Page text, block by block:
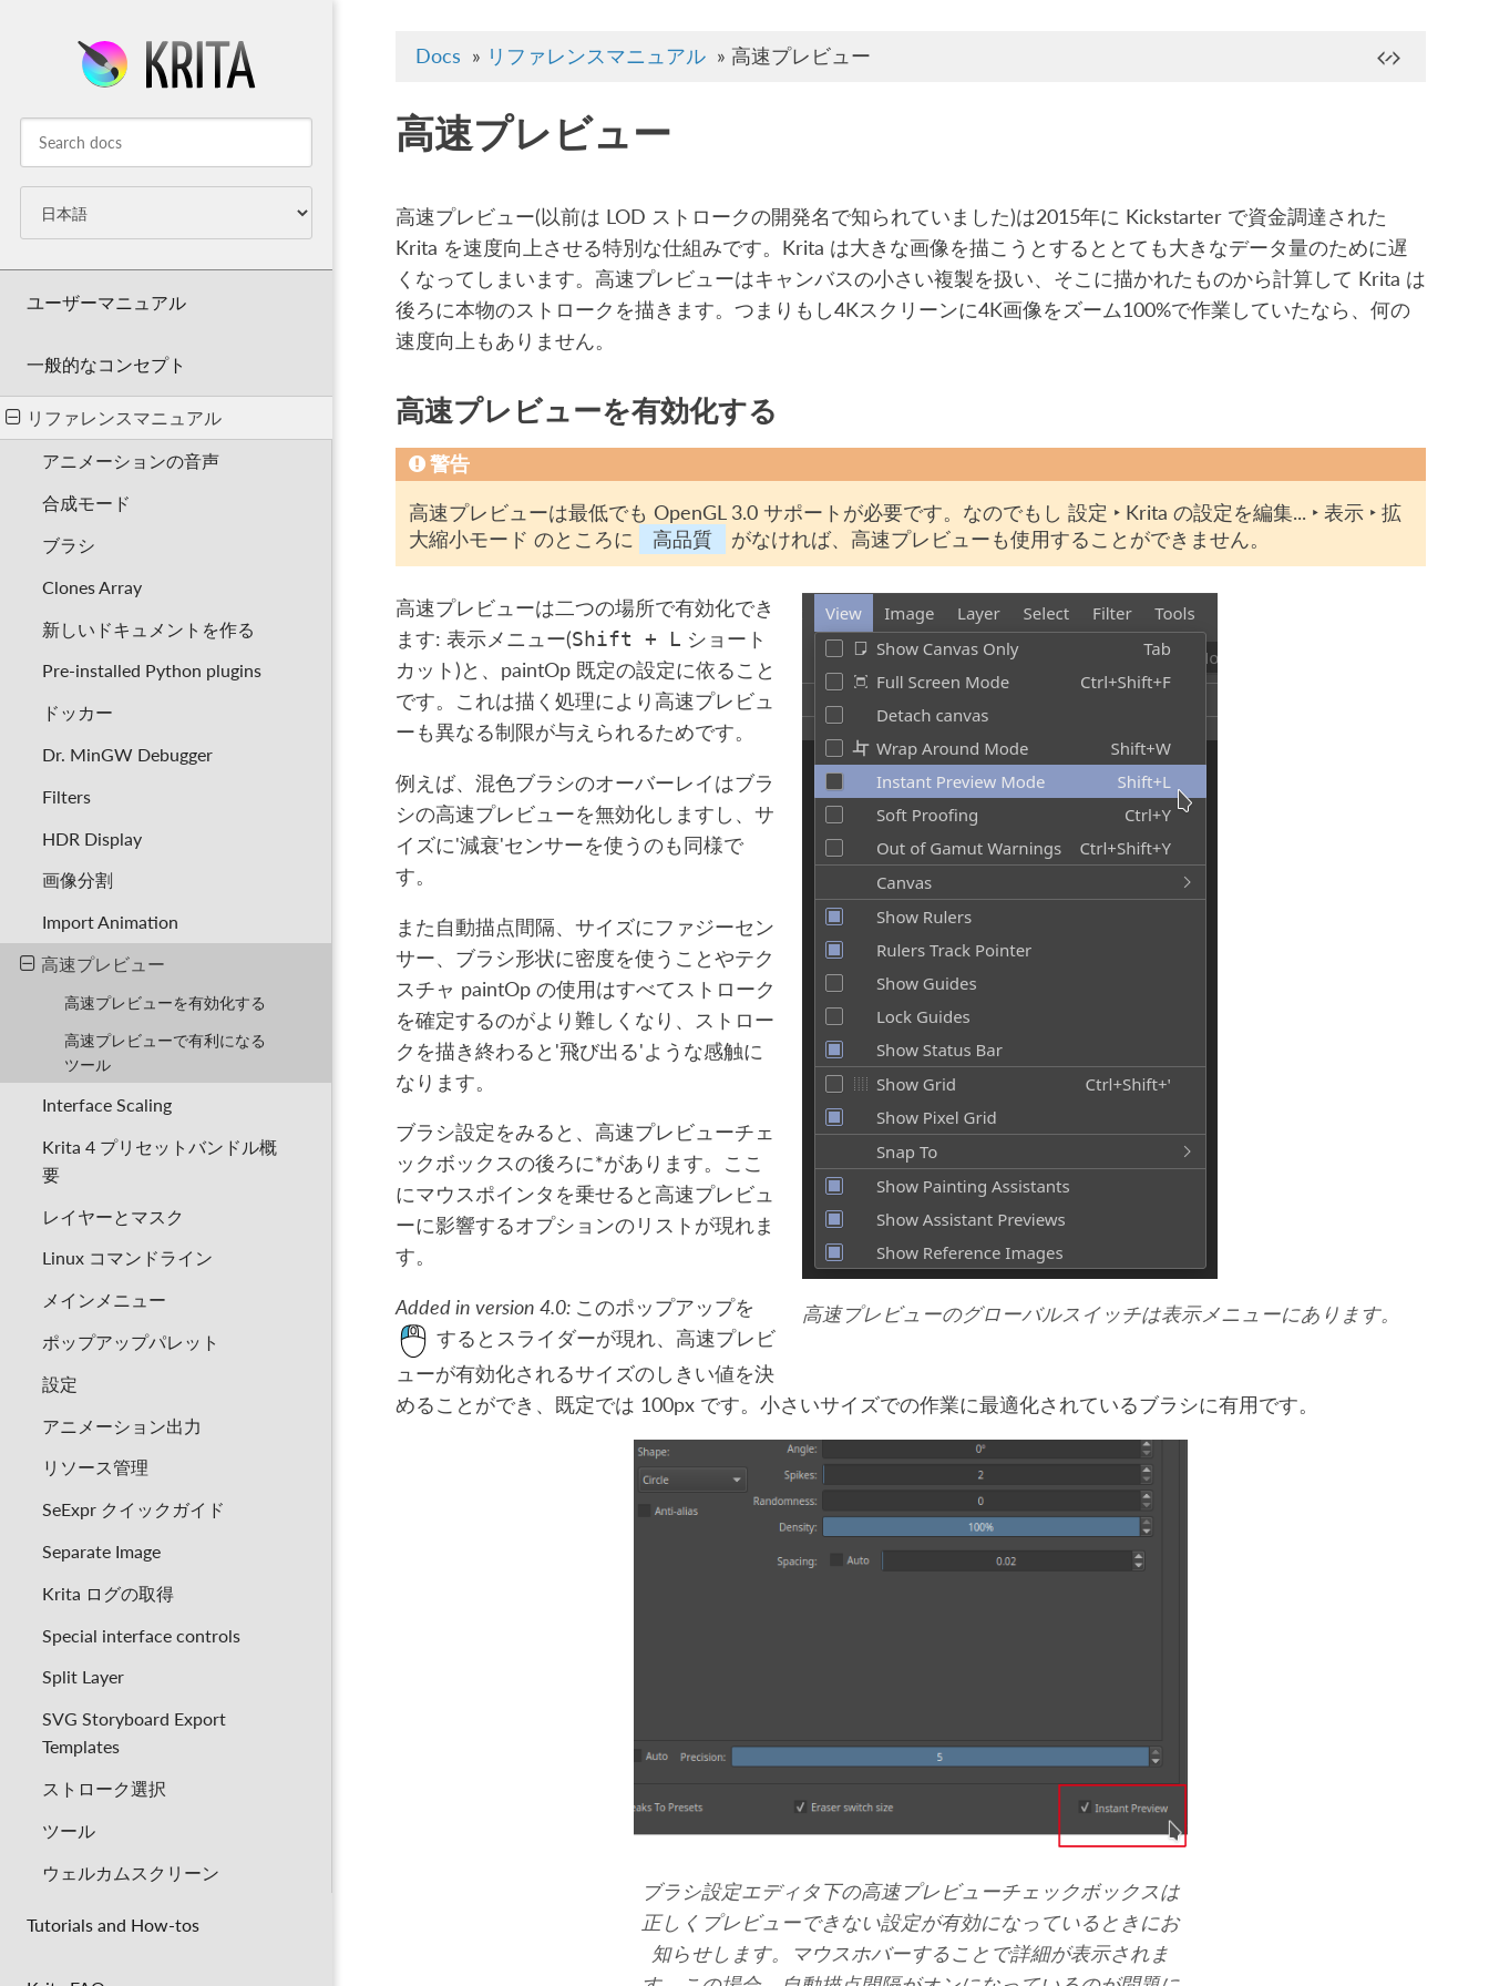
ユーザーマニュアル
一般的なコンセプト
リファレンスマニュアル
アニメーションの音声
合成モード
ブラシ
Clones Array
新しいドキュメントを作る
Pre-installed Python plugins
ドッカー
Dr. MinGW Debugger
Filters
HDR Display
画像分割
Import Animation
高速プレビュー
高速プレビューを有効化する
高速プレビューで有利になる
ツール
Interface Scaling
Krita 4 プリセットバンドル概
要
レイヤーとマスク
Linux コマンドライン
メインメニュー
ポップアップパレット
設定
アニメーション出力
リソース管理
SeExpr クイックガイド
Separate Image
Krita ログの取得
Special interface controls
Split Layer
SVG Storyboard Export
Templates
ストローク選択
ツール
ウェルカムスクリーン
Tutorials and How-tos
Docs » リファレンスマニュアル » 高速プレビュー
高速プレビュー
高速プレビュー(以前は LOD ストロークの開発名で知られていました)は2015年に Kickstarter で資金調達された
Krita を速度向上させる特別な仕組みです。Krita は大きな画像を描こうとするととても大きなデータ量のために遅
くなってしまいます。高速プレビューはキャンバスの小さい複製を扱い、そこに描かれたものから計算して Krita は
後ろに本物のストロークを描きます。つまりもし4Kスクリーンに4K画像をズーム100%で作業していたなら、何の
速度向上もありません。
高速プレビューを有効化する
警告
高速プレビューは最低でも OpenGL 3.0 サポートが必要です。なのでもし 設定 ‣ Krita の設定を編集... ‣ 表示 ‣ 拡
大縮小モード のところに 高品質 がなければ、高速プレビューも使用することができません。
高速プレビューのグローバルスイッチは表示メニューにあります。
高速プレビューは二つの場所で有効化でき
ます: 表示メニュー(Shift + L ショート
カット)と、paintOp 既定の設定に依ること
です。これは描く処理により高速プレビュ
ーも異なる制限が与えられるためです。
例えば、混色ブラシのオーバーレイはブラ
シの高速プレビューを無効化しますし、サ
イズに'減衰'センサーを使うのも同様で
す。
また自動描点間隔、サイズにファジーセン
サー、ブラシ形状に密度を使うことやテク
スチャ paintOp の使用はすべてストローク
を確定するのがより難しくなり、ストロー
クを描き終わると'飛び出る'ような感触に
なります。
ブラシ設定をみると、高速プレビューチェ
ックボックスの後ろに*があります。ここ
にマウスポインタを乗せると高速プレビュ
ーに影響するオプションのリストが現れま
す。
Added in version 4.0: このポップアップを
するとスライダーが現れ、高速プレビ
ューが有効化されるサイズのしきい値を決
めることができ、既定では 100px です。小さいサイズでの作業に最適化されているブラシに有用です。
ブラシ設定エディタ下の高速プレビューチェックボックスは
正しくプレビューできない設定が有効になっているときにお
知らせします。マウスホバーすることで詳細が表示されま